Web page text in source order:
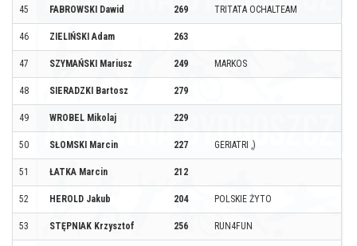
45 FABROWSKI Dawid 269 TRITATA OCHALTEAM
46 ZIELIŃSKI Adam 263
47 SZYMAŃSKI Mariusz 249 MARKOS
48 SIERADZKI Bartosz 279
49 WROBEL Mikolaj 229
50 SŁOMSKI Marcin 227 GERIATRI ,)
51 ŁATKA Marcin 212
52 HEROLD Jakub 204 POLSKIE ŻYTO
53 STĘPNIAK Krzysztof 256 RUN4FUN